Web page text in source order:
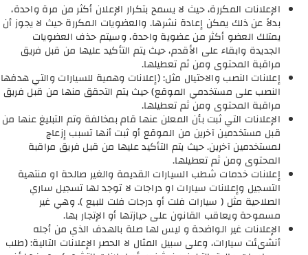
الإعلانات المكررة، حيث لا يسمح بتكرار الإعلان أكثر من مرة واحدة،
بدلاً عن ذلك يمكن إعادة نشرها. والعضويات المكررة حيث لا يجوز أن
يمتلك العضو أكثر من عضوية واحدة، وسيتم حذف العضويات
الجديدة وابقاء على الأقدم، حيث يتم التأكيد عليها من قبل فريق
مراقبة المحتوى ومن ثم تعطيلها.
إعلانات النصب والاحتيال مثل: (إعلانات وهمية للسيارات والتي هدفها
النصب على مستخدمي الموقع) حيث يتم التحقق منها من قبل فريق
مراقبة المحتوى ومن ثم تعطيلها.
الإعلانات التي ثبت بأن المعلن عنها قام بمخالفة وتم التبليغ عنها من
قبل مستخدمين آخرين من الموقع أو ثبت أنها تسبب إزعاج
لمستخدمين آخرين. حيث يتم التأكيد عليها من قبل فريق مراقبة
المحتوى ومن ثم تعطيلها.
إعلانات خدمات شطب السيارات القديمة والغير صالحة او منتهية
التسجيل وإعلانات سيارات او دراجات لا توجد لها تسجيل ساري
الصلاحية مثل ( سيارات فلت أو درجات فلت للبيع ). وهي غير
مسموحة ويعاقب القانون على حيازتها أو الإتجار بها.
الإعلانات غير الواضحة و ليس لها صلة بالهدف الذي من أجله
أنشىئت سيارات، وعلى سبيل المثال لا الحصر الإعلانات التالية: (طلب